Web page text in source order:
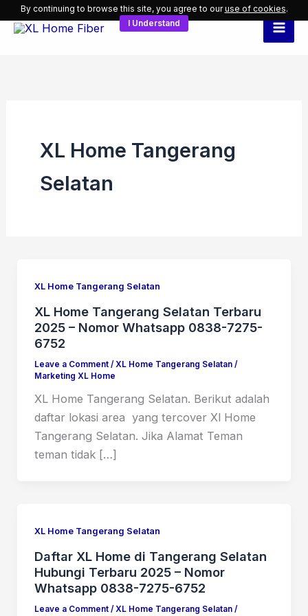
Skip
XL Home Tangerang
Selatan
XL Home Tangerang Selatan
XL Home Tangerang Selatan Terbaru
2025 – Nomor Whatsapp 0838-7275-
6752
Leave a Comment / XL Home Tangerang Selatan/
Marketing XL Home
XL Home Tangerang Selatan. Berikut adalah
daftar lokasi area yang tercover Xl Home
Tangerang Selatan. Jika Alamat Teman
teman tidak […]
XL Home Tangerang Selatan
Daftar XL Home di Tangerang Selatan
Hubungi Terbaru 2025 – Nomor
Whatsapp 0838-7275-6752
Leave a Comment / XL Home Tangerang Selatan/
By continuing to browse this site, you agree to ouruse of cookies.
I Understand